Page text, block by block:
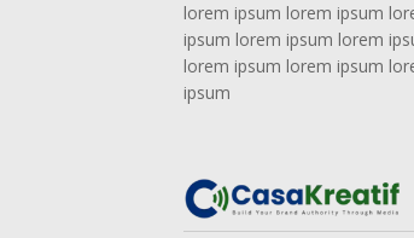
lorem ipsum lorem ipsum
ipsum lorem ipsum lorem
lorem ipsum lorem ipsum
ipsum